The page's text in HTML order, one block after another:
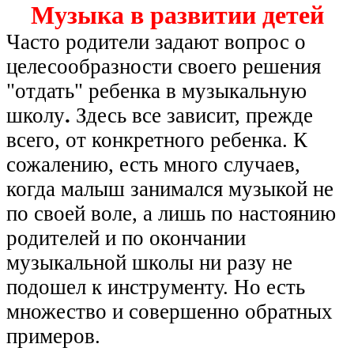
Музыка в развитии детей
Часто родители задают вопрос о
целесообразности своего решения
"отдать" ребенка в музыкальную
школу. Здесь все зависит, прежде
всего, от конкретного ребенка. К
сожалению, есть много случаев,
когда малыш занимался музыкой не
по своей воле, а лишь по настоянию
родителей и по окончании
музыкальной школы ни разу не
подошел к инструменту. Но есть
множество и совершенно обратных
примеров.